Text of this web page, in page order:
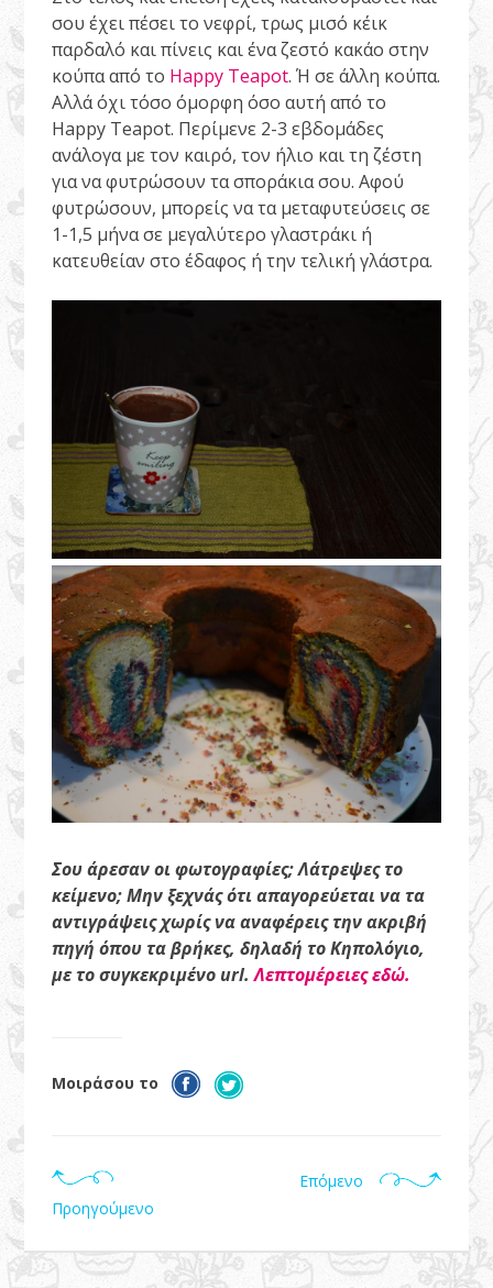
σου έχει πέσει το νεφρί, τρως μισό κέικ
παρδαλό και πίνεις και ένα ζεστό κακάο στην
κούπα από το Happy Teapot. Ή σε άλλη κούπα.
Αλλά όχι τόσο όμορφη όσο αυτή από το
Happy Teapot. Περίμενε 2-3 εβδομάδες
ανάλογα με τον καιρό, τον ήλιο και τη ζέστη
για να φυτρώσουν τα σποράκια σου. Αφού
φυτρώσουν, μπορείς να τα μεταφυτεύσεις σε
1-1,5 μήνα σε μεγαλύτερο γλαστράκι ή
κατευθείαν στο έδαφος ή την τελική γλάστρα.
Σου άρεσαν οι φωτογραφίες; Λάτρεψες το
κείμενο; Μην ξεχνάς ότι απαγορεύεται να τα
αντιγράψεις χωρίς να αναφέρεις την ακριβή
πηγή όπου τα βρήκες, δηλαδή το Κηπολόγιο,
με το συγκεκριμένο url.Λεπτομέρειες εδώ.
Μοιράσου το
Προηγούμενο
Επόμενο